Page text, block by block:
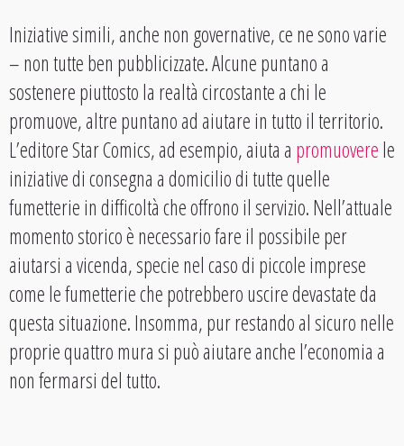
Iniziative simili, anche non governative, ce ne sono varie
– non tutte ben pubblicizzate. Alcune puntano a
sostenere piuttosto la realtà circostante a chi le
promuove, altre puntano ad aiutare in tutto il territorio.
L’editore Star Comics, ad esempio, aiuta a promuoverele
iniziative di consegna a domicilio di tutte quelle
fumetterie in difficoltà che offrono il servizio. Nell’attuale
momento storico è necessario fare il possibile per
aiutarsi a vicenda, specie nel caso di piccole imprese
come le fumetterie che potrebbero uscire devastate da
questa situazione. Insomma, pur restando al sicuro nelle
proprie quattro mura si può aiutare anche l’economia a
non fermarsi del tutto.